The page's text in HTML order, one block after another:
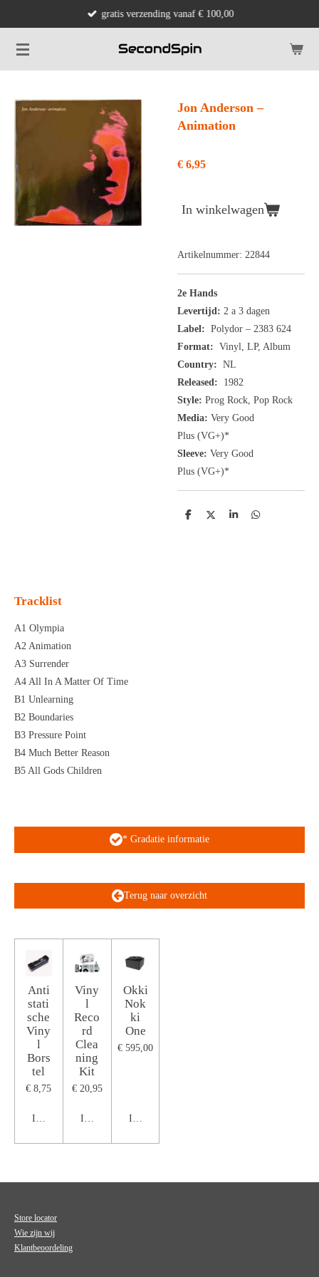
naar
de
gratis verzending vanaf € 100,00
Jon Anderson ‎–
Animation
€ 6,95
In winkelwagen
Artikelnummer: 22844
2e Hands
Levertijd: 2 a 3 dagen
Label: Polydor ‎– 2383 624
Format: Vinyl, LP, Album
Country: NL
Released: 1982
Style: Prog Rock, Pop Rock
Media: Very Good
Plus (VG+)*
Sleeve: Very Good
Plus (VG+)*
D
D
S
D
Tracklist
A1 Olympia
A2 Animation
A3 Surrender
A4 All In A Matter Of Time
B1 Unlearning
B2 Boundaries
B3 Pressure Point
B4 Much Better Reason
B5 All Gods Children
* Gradatie informatie
Terug naar overzicht
Anti
stati
sche
Viny
l
Bors
tel
€ 8,75
In winkelwagen
Viny
l
Reco
rd
Clea
ning
Kit
€ 20,95
In winkelwagen
Okki
Nok
ki
One
€ 595,00
In winkelwagen
Store locator
Wie zijn wij
Klantbeoordeling